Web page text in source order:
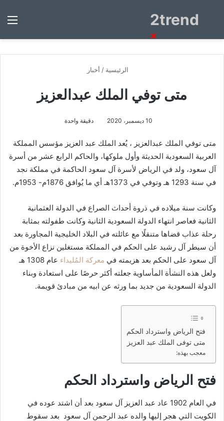
2trendبحث
الرئيسية / أخبار
متى توفي الملك عبدالعزيز
10 ديسمبر، 2020 دقيقة واحدة
متى توفي الملك عبدالعزيز ، يُعد الملك عبد العزيز مؤسس المملكة
العربية السعودية الحديثة وأول ملوكها، والحاكم الرابع عشر من أسرة
آل سعود، ولد في الرياض لأسرة آل سعود الحاكمة في مملكة نجد
في سنة 1293 هـ وتوفي في 1373هـ أي ما يُوافق 1876م- 1953م.
وكانت سنة ميلاده في ذروة أحداث الصراع في الدولة العثمانية
الثانية فعاصر انتهاء الدولة السعودية الثانية وكانت طفولته بمثابة
رحلة عذاب قضاها متنقلًا مع عائلته في البلاد الخليجية المجاورة بعد
أن سيطر آل رشيد على الحكم في المملكة مستغلين نزاع الأخوة من
آل سعود على الحكم بعد هزيمته في معركة المُليداء
عام 1308 هـ
ولعل هذه النشأة المأساوية جعلته أكثر حرصًا على استعادة وبناء
الدولة السعودية من جديد بما ورثه عن ابيه من مبادئ قويمة.
فتح الرياض واسترداد الحكم
متى توفى الملك عبد العزيز
معجب بهذه:
فتح الرياض واسترداد الحكم
في العام 1902 عاد عبد العزيز آل سعود بعد أن اشتد عوده في
الكويت التي هجر إليها والده عبد الرحمن آل سعود بعد سقوط
×